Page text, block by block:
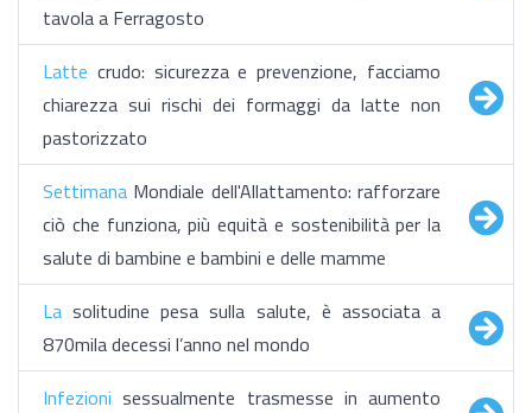
tavola a Ferragosto
Latte crudo: sicurezza e prevenzione, facciamo
chiarezza sui rischi dei formaggi da latte non
pastorizzato
Settimana Mondiale dell'Allattamento: rafforzare
ciò che funziona, più equità e sostenibilità per la
salute di bambine e bambini e delle mamme
La solitudine pesa sulla salute, è associata a
870mila decessi l’anno nel mondo
Infezioni sessualmente trasmesse in aumento